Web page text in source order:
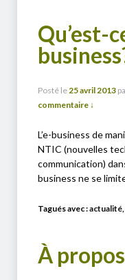
Qu’est-
Posté le 25 avril 2013
commentaire ↓
L’e-business de
NTIC (nouvelles
communication)
business ne se
Tagués avec :actualité
À